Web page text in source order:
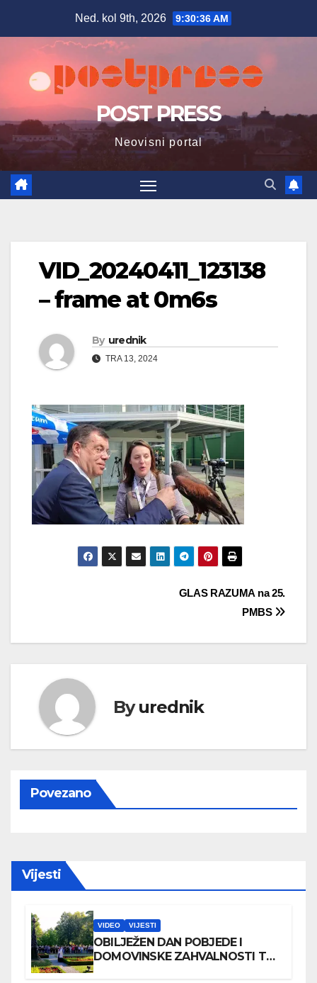
Ned. kol 9th, 2026 9:30:37 AM
POST PRESS
Neovisni portal
VID_20240411_123138
– frame at 0m6s
By urednik
TRA 13, 2024
GLAS RAZUMA na 25.
PMBS
Byurednik
Povezano
Vijesti
VIDEO VIJESTI
OBILJEŽEN DAN POBJEDE I
DOMOVINSKE ZAHVALNOSTI TE